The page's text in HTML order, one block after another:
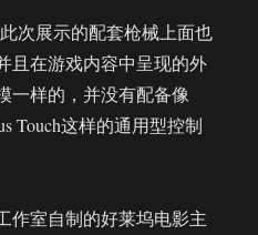
次展示的配套枪械上面也
且在游戏内容中呈现的外
一样的，并没有配备像
Touch这样的通用型控制
作室自制的好莱坞电影主